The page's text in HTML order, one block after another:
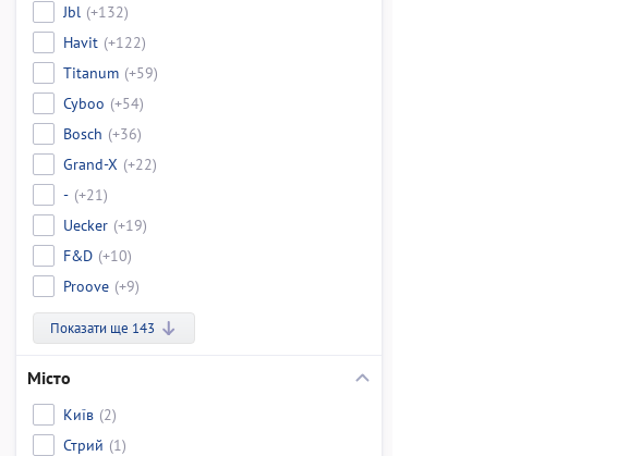
Jbl (+132)
Havit (+122)
Titanum (+59)
Cyboo (+54)
Bosch (+36)
Grand-X (+22)
- (+21)
Uecker (+19)
F&D (+10)
Proove (+9)
Показати ще 143
Місто
Київ (2)
Стрий (1)